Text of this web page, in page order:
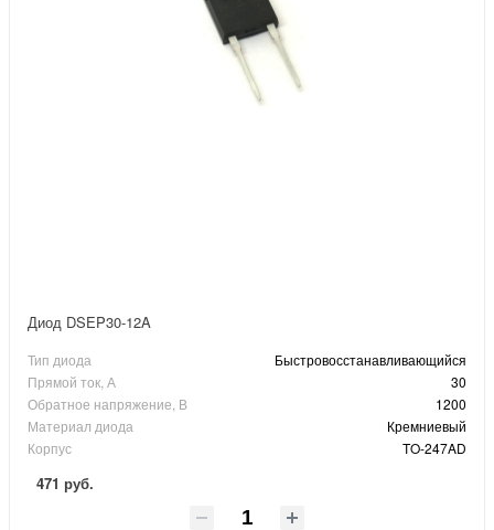
Диод DSEP30-12A
Тип диода
Быстровосстанавливающийся
Прямой ток, А
30
Обратное напряжение, В
1200
Материал диода
Кремниевый
Корпус
TO-247AD
471 руб.